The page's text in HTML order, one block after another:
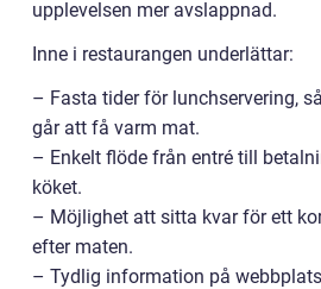
upplevelsen mer avslappnad.
Inne i restaurangen underlättar:
– Fasta tider för lunchservering,
går att få varm mat.
– Enkelt flöde från entré till
köket.
– Möjlighet att sitta kvar för ett
efter maten.
– Tydlig information på